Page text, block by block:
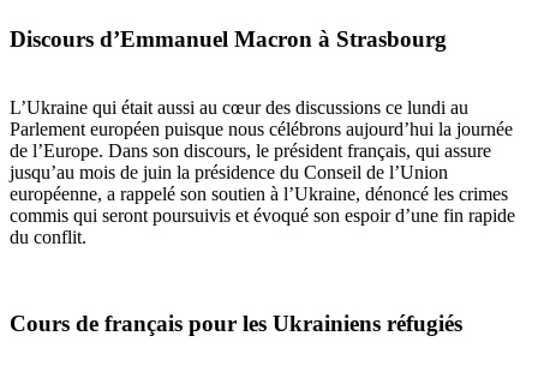
Discours d’Emmanuel Macron à Strasbourg
L’Ukraine qui était aussi au cœur des discussions ce lundi au
Parlement européen puisque nous célébrons aujourd’hui la journée
de l’Europe. Dans son discours, le président français, qui assure
jusqu’au mois de juin la présidence du Conseil de l’Union
européenne, a rappelé son soutien à l’Ukraine, dénoncé les crimes
commis qui seront poursuivis et évoqué son espoir d’une fin rapide
du conflit.
Cours de français pour les Ukrainiens réfugiés